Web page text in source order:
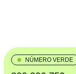
NÚMERO VERDE